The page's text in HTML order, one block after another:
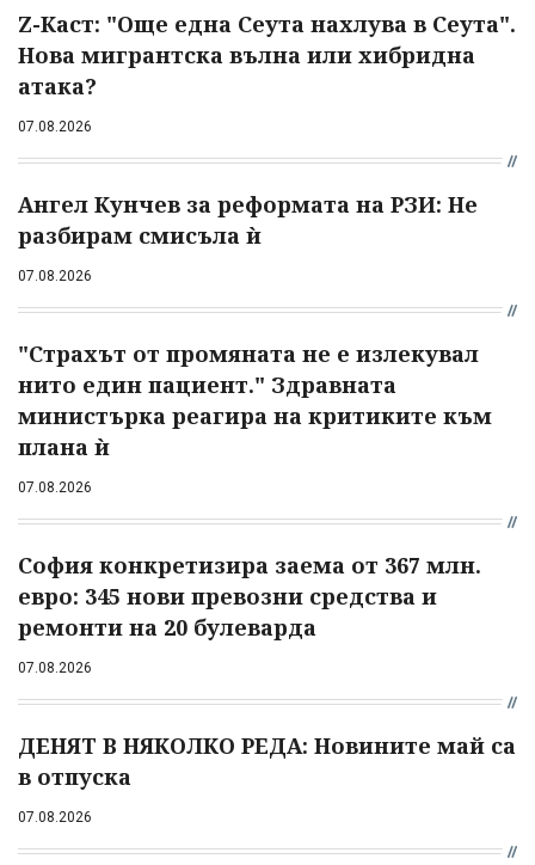
Z-Каст: "Още една Сеута нахлува в Сеута".
Нова мигрантска вълна или хибридна
атака?
07.08.2026
Ангел Кунчев за реформата на РЗИ: Не
разбирам смисъла ѝ
07.08.2026
"Страхът от промяната не е излекувал
нито един пациент." Здравната
министърка реагира на критиките към
плана ѝ
07.08.2026
София конкретизира заема от 367 млн.
евро: 345 нови превозни средства и
ремонти на 20 булеварда
07.08.2026
ДЕНЯТ В НЯКОЛКО РЕДА: Новините май са
в отпуска
07.08.2026